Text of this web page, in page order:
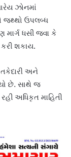
ઝોનમાં
જથ્થો ઉપલબ્ધ
ધસી જવા કે
કરી શકાય.
અને
છે. સાથે જ
અધિકૃત માહિતી